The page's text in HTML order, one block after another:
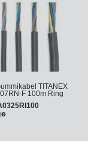
TITANEX
F 100m Ring